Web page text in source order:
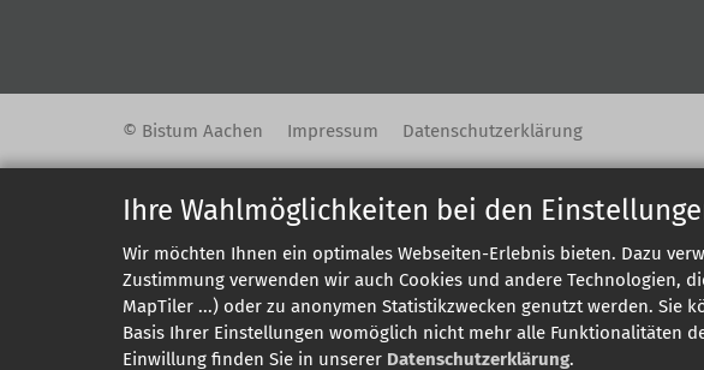
Ihre Wahlmöglichkeiten bei den
Wir möchten Ihnen ein optimales Webseiten-Erlebnis bieten. Dazu
Zustimmung verwenden wir auch Cookies und andere Technologien,
MapTiler ...) oder zu anonymen Statistikzwecken genutzt werden. Sie
Basis Ihrer Einstellungen womöglich nicht mehr alle Funktionalitäten
Einwillung finden Sie in unserer Datenschutzerklärung.
© Bistum Aachen Impressum Datenschutzerklärung